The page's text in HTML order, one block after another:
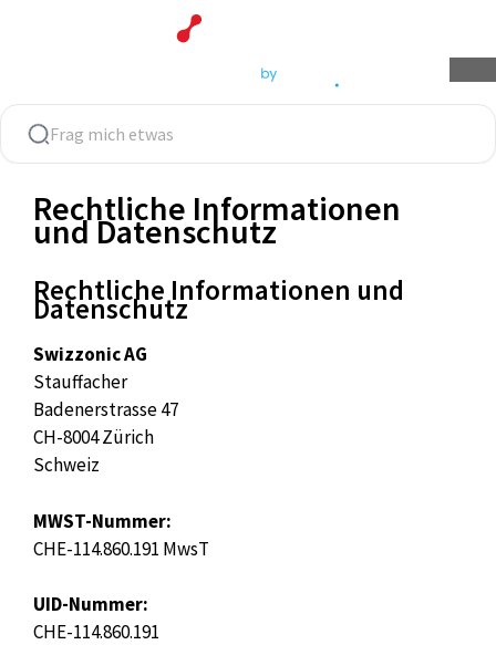
Rechtliche Informationen
und Datenschutz
Rechtliche Informationen und
Datenschutz
Swizzonic AG
Stauffacher
Badenerstrasse 47
CH-8004 Zürich
Schweiz
MWST-Nummer:
CHE-114.860.191 MwsT
UID-Nummer:
CHE-114.860.191